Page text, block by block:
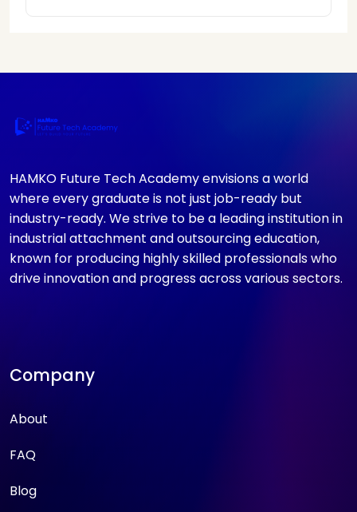
HAMKO Future Tech Academy envisions a world
where every graduate is not just job-ready but
industry-ready. We strive to be a leading institution in
industrial attachment and outsourcing education,
known for producing highly skilled professionals who
drive innovation and progress across various sectors.
Company
About
FAQ
Blog